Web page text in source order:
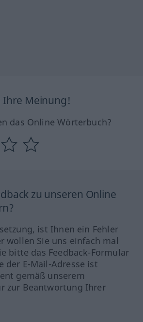
Ihre Meinung!
das Online Wörterbuch?
zu unseren Online
ist Ihnen ein Fehler
wollen Sie uns einfach mal
bitte das Feedback-Formular
der E-Mail-Adresse ist
gemäß unserem
zur Beantwortung Ihrer